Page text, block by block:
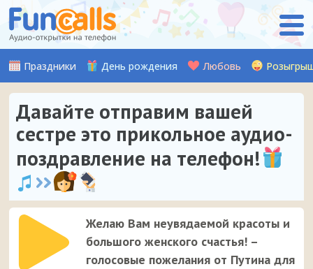
Праздники День рождения Любовь
Давайте отправим вашей
сестре это прикольное аудио-
поздравление на телефон!
Желаю Вам неувядаемой красоты и
большого женского счастья! –
голосовые пожелания от Путина для